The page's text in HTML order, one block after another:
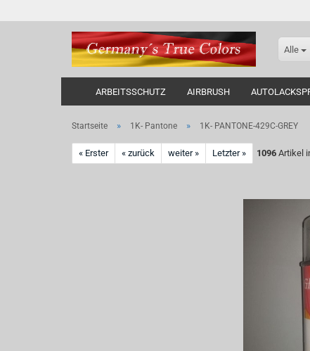
Alle
ARBEITSSCHUTZ AIRBRUSH
Startseite » 1K- Pantone » 1K- PANTONE-429C-GREY
« Erster « zurück weiter » Letzter » 1096 Artikel